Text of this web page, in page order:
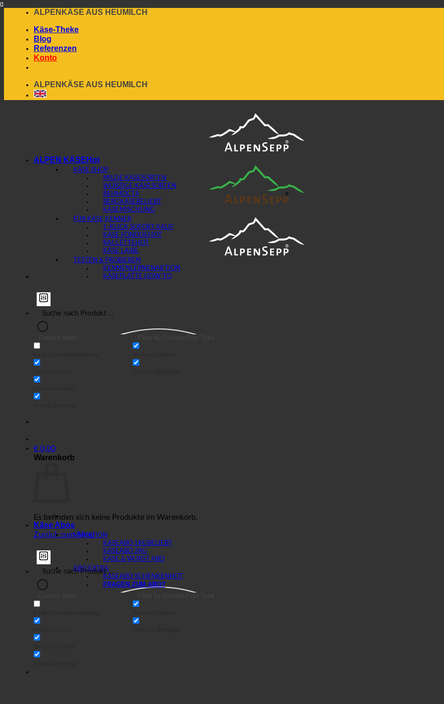
content
ALPENKÄSE AUS HEUMILCH
Käse-Theke
Blog
Referenzen
Konto
ALPENKÄSE AUS HEUMILCH
€ 0,00
Warenkorb
Es befinden sich keine Produkte im Warenkorb.
Zurück zum Shop
ALPEN KÄSE
KÄSE SHOP
MILDE KÄSESORTEN
WÜRZIGE KÄSESORTEN
REHMOCTA
BERGKÄSE
KÄSEMISCHUNG
FÜR KÄSE KENNER
1-KLICK SOFORT KAUF
KÄSE FONDUE
RACLETTE
KÄSE LAIBE
TESTEN & PROBIEREN
KENNENLERNEN
KÄSEPLATTE HOW-TO
Käse Abos
VARIATION
KÄSEABO 1KG
KÄSEABO 2KG
KÄSE & WURST ABO
ABO EXTRA
KÄSEABO SCHENKEN
FRAGEN ZUM ABO?